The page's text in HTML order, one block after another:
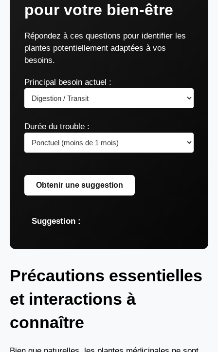
pour votre bien-être
Répondez à ces questions pour identifier les
plantes potentiellement adaptées à vos
besoins.
Principal besoin actuel :
Durée du trouble :
Obtenir une suggestion
Suggestion :
Précautions essentielles
et interactions à
connaître